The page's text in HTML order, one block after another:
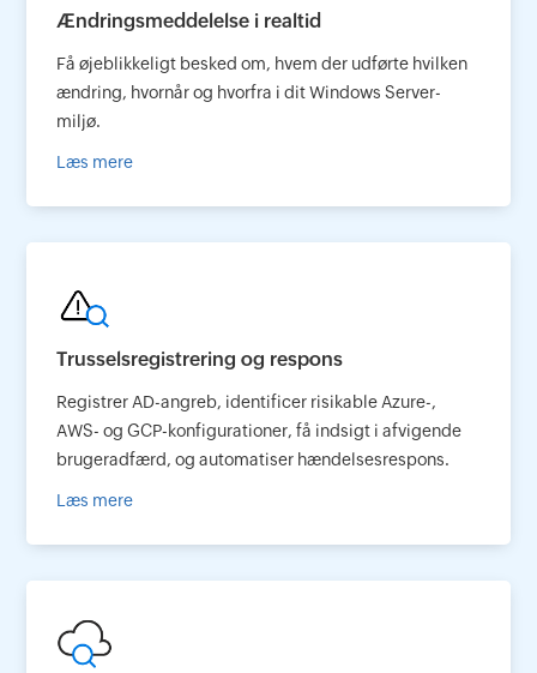
Ændringsmeddelelse i realtid
Få øjeblikkeligt besked om, hvem der udførte hvilken
ændring, hvornår og hvorfra i dit Windows Server-
miljø.
Læs mere
Trusselsregistrering og respons
Registrer AD-angreb, identificer risikable Azure-,
AWS- og GCP-konfigurationer, få indsigt i afvigende
brugeradfærd, og automatiser hændelsesrespons.
Læs mere